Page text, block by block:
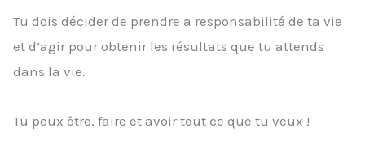
Tu dois décider de prendre a responsabilité de ta vie
et d’agir pour obtenir les résultats que tu attends
dans la vie.
Tu peux être, faire et avoir tout ce que tu veux !